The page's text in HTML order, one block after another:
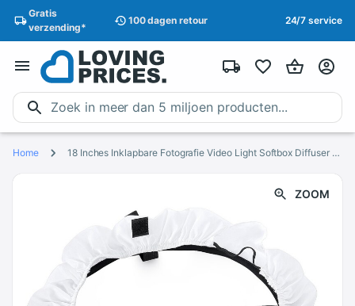
Gratis
verzending*
100 dagen retour 24/7 service
Home 18 Inches Inklapbare Fotografie Video Light Softbox Diffuser Voor 75W(600W Equivalent) ring Fluorescerende Licht Flitslicht
ZOOM